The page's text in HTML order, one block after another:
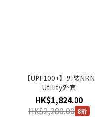
【UPF100+】男裝NRN
Utility外套
HK$1,824.00
HK$2,280.00 8折